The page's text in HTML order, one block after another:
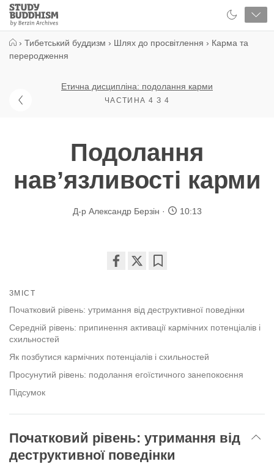
Close
Study
Buddhism
› Тибетський буддизм › Шлях до просвітлення › Карма та
переродження
Етична дисципліна: подолання карми
ЧАСТИНА 4 З 4
Подолання
навʼязливості карми
Д-р Александр Берзін 10:13
facebook
ЗМІСТ
Початковий рівень: утримання від деструктивної поведінки
Середній рівень: припинення активації кармічних потенціалів і
схильностей
Як позбутися кармічних потенціалів і схильностей
Просунутий рівень: подолання егоїстичного занепокоєння
Підсумок
Початковий рівень: утримання від
деструктивної поведінки